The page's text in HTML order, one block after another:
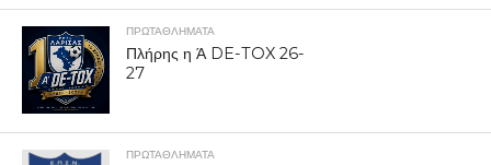
ΠΡΩΤΑΘΛΉΜΑΤΑ
Πλήρης η Ά DE-TOX 26-
27
ΠΡΩΤΑΘΛΉΜΑΤΑ